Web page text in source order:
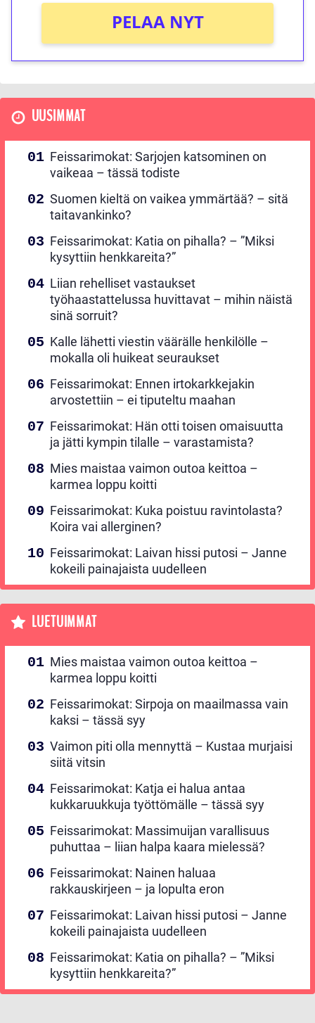
PELAA NYT
UUSIMMAT
Feissarimokat: Sarjojen katsominen on
vaikeaa – tässä todiste
Suomen kieltä on vaikea ymmärtää? – sitä
taitavankinko?
Feissarimokat: Katia on pihalla? – ”Miksi
kysyttiin henkkareita?”
Liian rehelliset vastaukset
työhaastattelussa huvittavat – mihin näistä
sinä sorruit?
Kalle lähetti viestin väärälle henkilölle –
mokalla oli huikeat seuraukset
Feissarimokat: Ennen irtokarkkejakin
arvostettiin – ei tiputeltu maahan
Feissarimokat: Hän otti toisen omaisuutta
ja jätti kympin tilalle – varastamista?
Mies maistaa vaimon outoa keittoa –
karmea loppu koitti
Feissarimokat: Kuka poistuu ravintolasta?
Koira vai allerginen?
Feissarimokat: Laivan hissi putosi – Janne
kokeili painajaista uudelleen
LUETUIMMAT
Mies maistaa vaimon outoa keittoa –
karmea loppu koitti
Feissarimokat: Sirpoja on maailmassa vain
kaksi – tässä syy
Vaimon piti olla mennyttä – Kustaa murjaisi
siitä vitsin
Feissarimokat: Katja ei halua antaa
kukkaruukkuja työttömälle – tässä syy
Feissarimokat: Massimuijan varallisuus
puhuttaa – liian halpa kaara mielessä?
Feissarimokat: Nainen haluaa
rakkauskirjeen – ja lopulta eron
Feissarimokat: Laivan hissi putosi – Janne
kokeili painajaista uudelleen
Feissarimokat: Katia on pihalla? – ”Miksi
kysyttiin henkkareita?”